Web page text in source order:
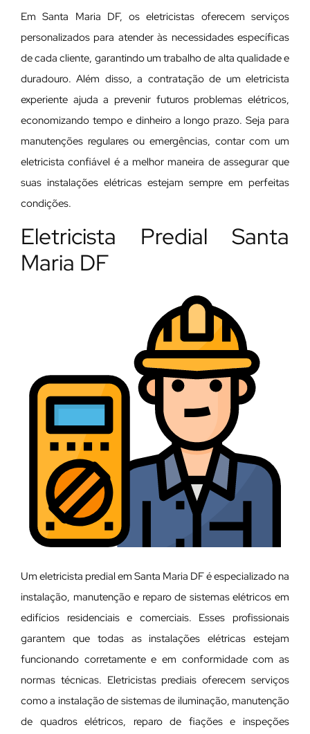
Em Santa Maria DF, os eletricistas oferecem serviços
personalizados para atender às necessidades específicas
de cada cliente, garantindo um trabalho de alta qualidade e
duradouro. Além disso, a contratação de um eletricista
experiente ajuda a prevenir futuros problemas elétricos,
economizando tempo e dinheiro a longo prazo. Seja para
manutenções regulares ou emergências, contar com um
eletricista confiável é a melhor maneira de assegurar que
suas instalações elétricas estejam sempre em perfeitas
condições.
Eletricista Predial Santa
Maria DF
Um eletricista predial em Santa Maria DF é especializado na
instalação, manutenção e reparo de sistemas elétricos em
edifícios residenciais e comerciais. Esses profissionais
garantem que todas as instalações elétricas estejam
funcionando corretamente e em conformidade com as
normas técnicas. Eletricistas prediais oferecem serviços
como a instalação de sistemas de iluminação, manutenção
de quadros elétricos, reparo de fiações e inspeções